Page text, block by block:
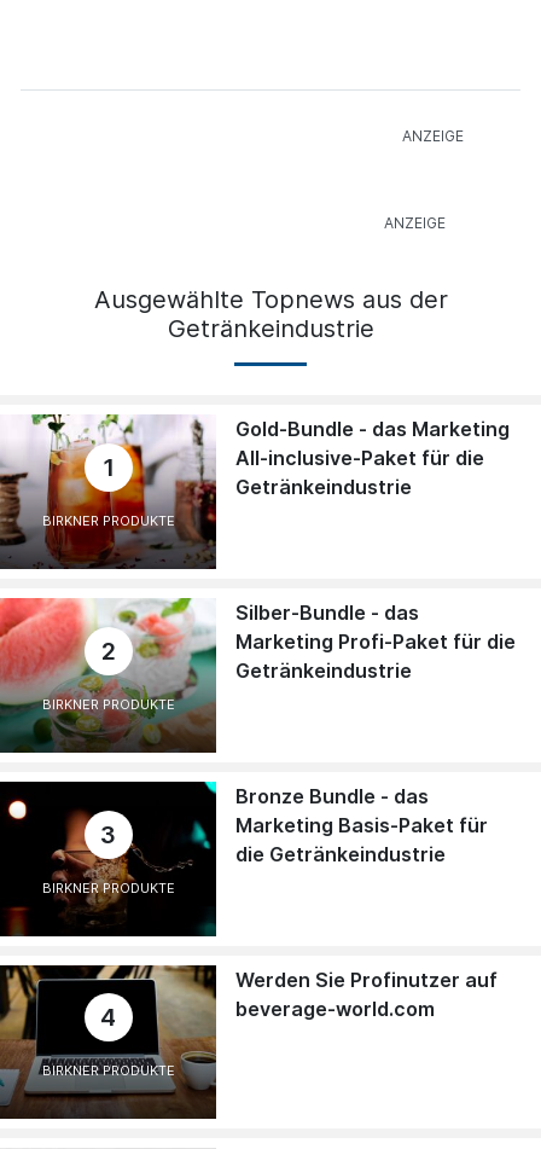
Ausgewählte Topnews aus der
Getränkeindustrie
1
BIRKNER PRODUKTE
Gold-Bundle - das Marketing
All-inclusive-Paket für die
Getränkeindustrie
2
BIRKNER PRODUKTE
Silber-Bundle - das
Marketing Profi-Paket für die
Getränkeindustrie
3
BIRKNER PRODUKTE
Bronze Bundle - das
Marketing Basis-Paket für
die Getränkeindustrie
4
BIRKNER PRODUKTE
Werden Sie Profinutzer auf
beverage-world.com